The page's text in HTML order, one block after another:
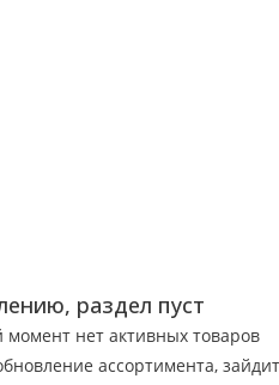
раздел пуст
нет активных товаров
ассортимента,